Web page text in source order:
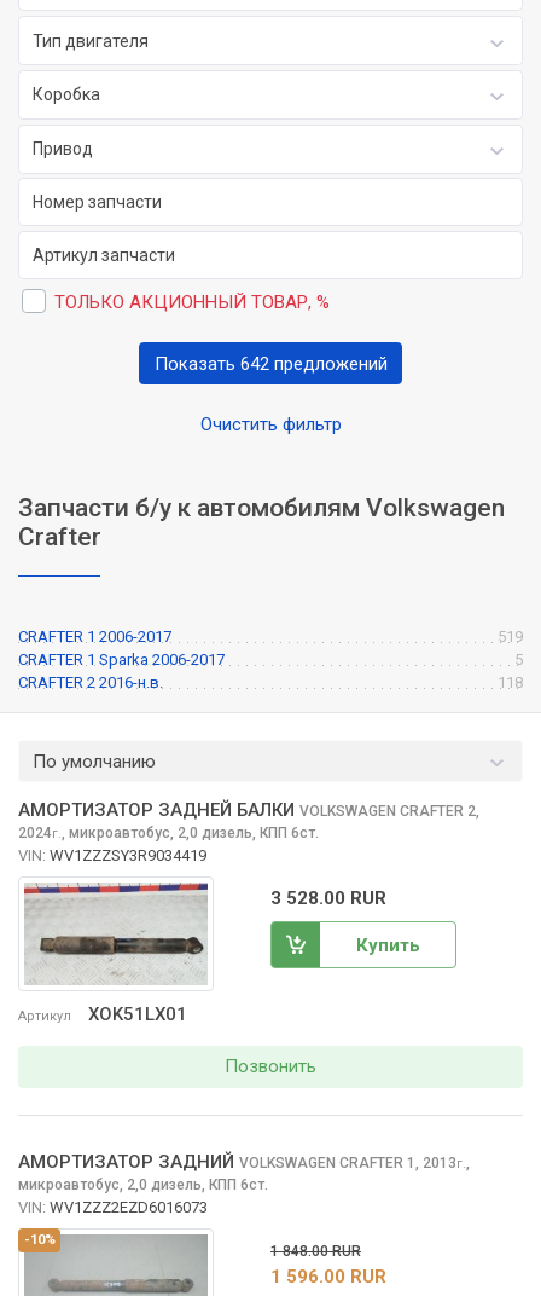
Тип двигателя
Коробка
Привод
ТОЛЬКО АКЦИОННЫЙ ТОВАР, %
Очистить фильтр
Показать 642 предложений
Запчасти б/у к автомобилям Volkswagen
Crafter
CRAFTER 1 2006-2017
519
CRAFTER 1 Sparka 2006-2017
5
CRAFTER 2 2016-н.в.
118
По умолчанию
Артикул XOK51LX01
АМОРТИЗАТОР ЗАДНЕЙ БАЛКИ VOLKSWAGEN CRAFTER 2,
2024г., микроавтобус, 2,0 дизель, КПП 6ст.
VIN: WV1ZZZSY3R9034419
3 528.00 RUR
Купить
Позвонить
-10%
АМОРТИЗАТОР ЗАДНИЙ VOLKSWAGEN CRAFTER 1, 2013г.,
микроавтобус, 2,0 дизель, КПП 6ст.
VIN: WV1ZZZ2EZD6016073
1 848.00 RUR
1 596.00 RUR